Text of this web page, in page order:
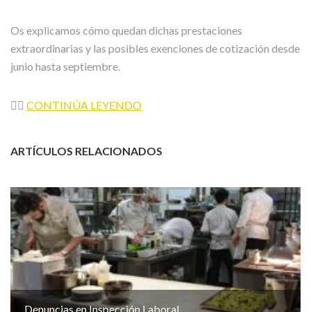
Os explicamos cómo quedan dichas prestaciones
extraordinarias y las posibles exenciones de cotización desde
junio hasta septiembre.
👉🏼 CONTINÚA LEYENDO
ARTÍCULOS RELACIONADOS
Denuncias en Inspección Laboral